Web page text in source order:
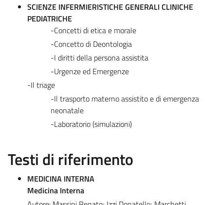
SCIENZE INFERMIERISTICHE GENERALI CLINICHE
PEDIATRICHE
-Concetti di etica e morale
-Concetto di Deontologia
-I diritti della persona assistita
-Urgenze ed Emergenze
-Il triage
-Il trasporto materno assistito e di emergenza
neonatale
-Laboratorio (simulazioni)
Testi di riferimento
MEDICINA INTERNA
Medicina Interna